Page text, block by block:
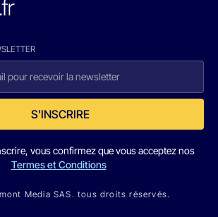
S'INSCRIRE
vous confirmez que vous acceptez nos
Termes et Conditions
Media SAS. tous droits réservés.